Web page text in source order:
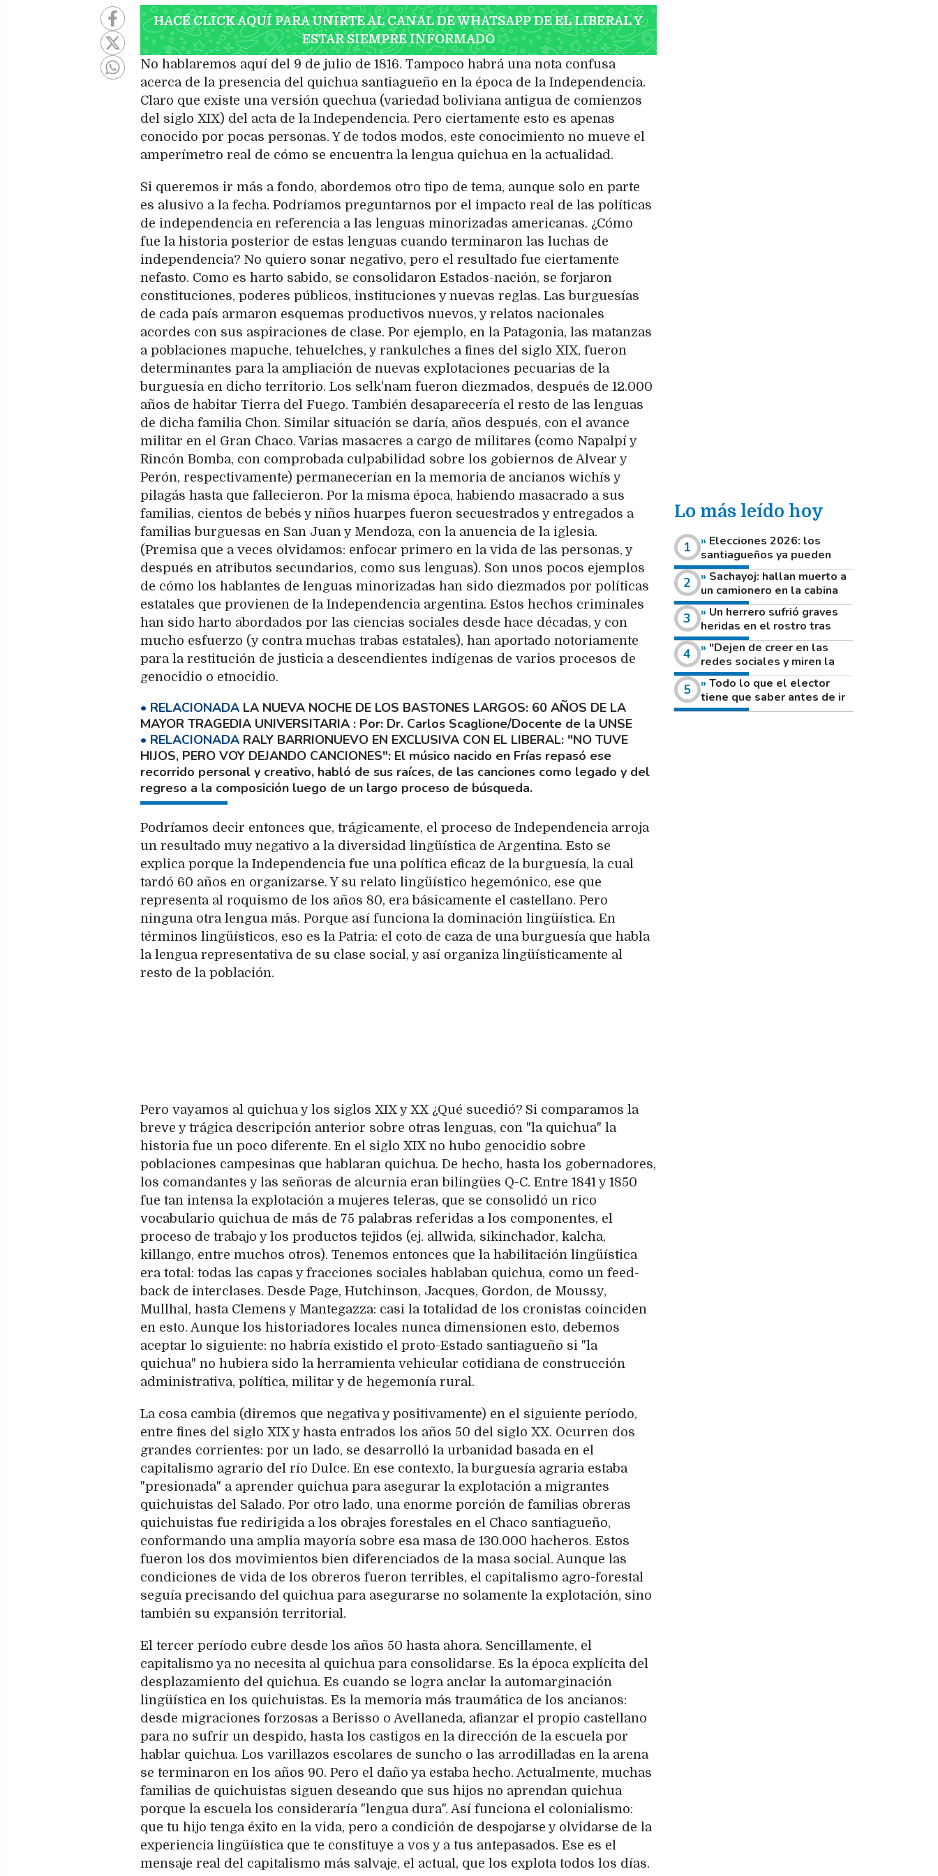
HACÉ CLICK AQUÍ PARA UNIRTE AL CANAL DE WHATSAPP DE EL LIBERAL Y
ESTAR SIEMPRE INFORMADO
No hablaremos aquí del 9 de julio de 1816. Tampoco habrá una nota confusa
acerca de la presencia del quichua santiagueño en la época de la Independencia.
Claro que existe una versión quechua (variedad boliviana antigua de comienzos
del siglo XIX) del acta de la Independencia. Pero ciertamente esto es apenas
conocido por pocas personas. Y de todos modos, este conocimiento no mueve el
amperímetro real de cómo se encuentra la lengua quichua en la actualidad.
Si queremos ir más a fondo, abordemos otro tipo de tema, aunque solo en parte
es alusivo a la fecha. Podríamos preguntarnos por el impacto real de las políticas
de independencia en referencia a las lenguas minorizadas americanas. ¿Cómo
fue la historia posterior de estas lenguas cuando terminaron las luchas de
independencia? No quiero sonar negativo, pero el resultado fue ciertamente
nefasto. Como es harto sabido, se consolidaron Estados-nación, se forjaron
constituciones, poderes públicos, instituciones y nuevas reglas. Las burguesías
de cada país armaron esquemas productivos nuevos, y relatos nacionales
acordes con sus aspiraciones de clase. Por ejemplo, en la Patagonia, las matanzas
a poblaciones mapuche, tehuelches, y rankulches a fines del siglo XIX, fueron
determinantes para la ampliación de nuevas explotaciones pecuarias de la
burguesía en dicho territorio. Los selk'nam fueron diezmados, después de 12.000
años de habitar Tierra del Fuego. También desaparecería el resto de las lenguas
de dicha familia Chon. Similar situación se daría, años después, con el avance
militar en el Gran Chaco. Varias masacres a cargo de militares (como Napalpí y
Rincón Bomba, con comprobada culpabilidad sobre los gobiernos de Alvear y
Perón, respectivamente) permanecerían en la memoria de ancianos wichís y
pilagás hasta que fallecieron. Por la misma época, habiendo masacrado a sus
familias, cientos de bebés y niños huarpes fueron secuestrados y entregados a
familias burguesas en San Juan y Mendoza, con la anuencia de la iglesia.
(Premisa que a veces olvidamos: enfocar primero en la vida de las personas, y
después en atributos secundarios, como sus lenguas). Son unos pocos ejemplos
de cómo los hablantes de lenguas minorizadas han sido diezmados por políticas
estatales que provienen de la Independencia argentina. Estos hechos criminales
han sido harto abordados por las ciencias sociales desde hace décadas, y con
mucho esfuerzo (y contra muchas trabas estatales), han aportado notoriamente
para la restitución de justicia a descendientes indígenas de varios procesos de
genocidio o etnocidio.
LA NUEVA NOCHE DE LOS BASTONES LARGOS: 60 AÑOS DE LA
MAYOR TRAGEDIA UNIVERSITARIA
Por: Dr. Carlos Scaglione/Docente de la UNSE
RALY BARRIONUEVO EN EXCLUSIVA CON EL LIBERAL: "NO TUVE
HIJOS, PERO VOY DEJANDO CANCIONES" El músico nacido en Frías repasó ese
recorrido personal y creativo, habló de sus raíces, de las canciones como legado y del
regreso a la composición luego de un largo proceso de búsqueda.
Podríamos decir entonces que, trágicamente, el proceso de Independencia arroja
un resultado muy negativo a la diversidad lingüística de Argentina. Esto se
explica porque la Independencia fue una política eficaz de la burguesía, la cual
tardó 60 años en organizarse. Y su relato lingüístico hegemónico, ese que
representa al roquismo de los años 80, era básicamente el castellano. Pero
ninguna otra lengua más. Porque así funciona la dominación lingüística. En
términos lingüísticos, eso es la Patria: el coto de caza de una burguesía que habla
la lengua representativa de su clase social, y así organiza lingüísticamente al
resto de la población.
Pero vayamos al quichua y los siglos XIX y XX ¿Qué sucedió? Si comparamos la
breve y trágica descripción anterior sobre otras lenguas, con "la quichua" la
historia fue un poco diferente. En el siglo XIX no hubo genocidio sobre
poblaciones campesinas que hablaran quichua. De hecho, hasta los gobernadores,
los comandantes y las señoras de alcurnia eran bilingües Q-C. Entre 1841 y 1850
fue tan intensa la explotación a mujeres teleras, que se consolidó un rico
vocabulario quichua de más de 75 palabras referidas a los componentes, el
proceso de trabajo y los productos tejidos (ej. allwida, sikinchador, kalcha,
killango, entre muchos otros). Tenemos entonces que la habilitación lingüística
era total: todas las capas y fracciones sociales hablaban quichua, como un feed-
back de interclases. Desde Page, Hutchinson, Jacques, Gordon, de Moussy,
Mullhal, hasta Clemens y Mantegazza: casi la totalidad de los cronistas coinciden
en esto. Aunque los historiadores locales nunca dimensionen esto, debemos
aceptar lo siguiente: no habría existido el proto-Estado santiagueño si "la
quichua" no hubiera sido la herramienta vehicular cotidiana de construcción
administrativa, política, militar y de hegemonía rural.
La cosa cambia (diremos que negativa y positivamente) en el siguiente período,
entre fines del siglo XIX y hasta entrados los años 50 del siglo XX. Ocurren dos
grandes corrientes: por un lado, se desarrolló la urbanidad basada en el
capitalismo agrario del río Dulce. En ese contexto, la burguesía agraria estaba
"presionada" a aprender quichua para asegurar la explotación a migrantes
quichuistas del Salado. Por otro lado, una enorme porción de familias obreras
quichuistas fue redirigida a los obrajes forestales en el Chaco santiagueño,
conformando una amplia mayoría sobre esa masa de 130.000 hacheros. Estos
fueron los dos movimientos bien diferenciados de la masa social. Aunque las
condiciones de vida de los obreros fueron terribles, el capitalismo agro-forestal
seguía precisando del quichua para asegurarse no solamente la explotación, sino
también su expansión territorial.
El tercer período cubre desde los años 50 hasta ahora. Sencillamente, el
capitalismo ya no necesita al quichua para consolidarse. Es la época explícita del
desplazamiento del quichua. Es cuando se logra anclar la automarginación
lingüística en los quichuistas. Es la memoria más traumática de los ancianos:
desde migraciones forzosas a Berisso o Avellaneda, afianzar el propio castellano
para no sufrir un despido, hasta los castigos en la dirección de la escuela por
hablar quichua. Los varillazos escolares de suncho o las arrodilladas en la arena
se terminaron en los años 90. Pero el daño ya estaba hecho. Actualmente, muchas
familias de quichuistas siguen deseando que sus hijos no aprendan quichua
porque la escuela los consideraría "lengua dura". Así funciona el colonialismo:
que tu hijo tenga éxito en la vida, pero a condición de despojarse y olvidarse de la
experiencia lingüística que te constituye a vos y a tus antepasados. Ese es el
mensaje real del capitalismo más salvaje, el actual, que los explota todos los días.
Lo más leído hoy
Elecciones 2026: los
santiagueños ya pueden
consultar dónde votan este
domingo
Sachayoj: hallan muerto a
un camionero en la cabina
de su vehículo a la vera de
un camino rural
Un herrero sufrió graves
heridas en el rostro tras
reventar el disco de una
amoladora
"Dejen de creer en las
redes sociales y miren la
heladera de sus casas": el
fuerte mensaje de una joven
que votó por primera vez
Todo lo que el elector
tiene que saber antes de ir
a votar este domingo